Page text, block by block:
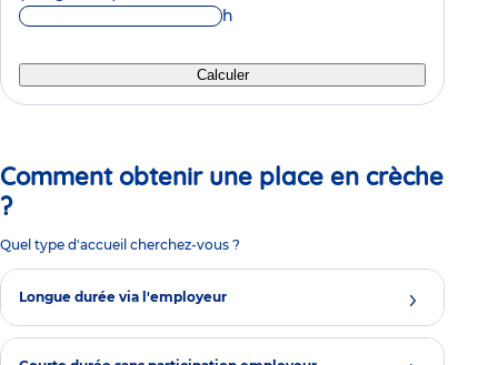
h
Calculer
Comment obtenir une place en crèche
?
Quel type d'accueil cherchez-vous ?
Longue durée via l'employeur